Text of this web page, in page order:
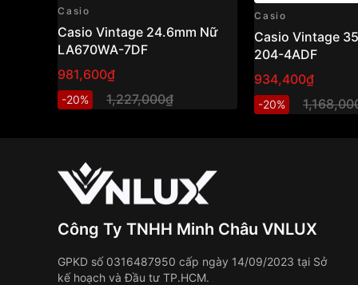
Kết luận
CasioBGA-310-7ADR
là lựa chọn hoàn hảo
năng động. Màu trắng kem dễ phối trang
nước và đầy đủ tính năng hiện đại giúp bạn tự
cho đến những chuyến du lịch ngoài trời.
Casio
Casio Vintage 24.6mm Nữ
LA670WA-7DF
981,600₫
-20% 1,227,000₫
Casio
Casio Vintage
204-4ADF
934,400₫
-20%
Công Ty TNHH Minh Châu VNLUX
GPKD số 0316487950 cấp ngày 14/09/2023 tại Sở
kế hoạch và Đầu tư TP.HCM.